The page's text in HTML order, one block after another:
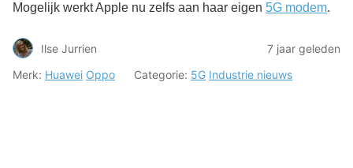
Mogelijk werkt Apple nu zelfs aan haar eigen 5G modem.
Ilse Jurrien
7 jaar geleden
Merk: Huawei Oppo Categorie: 5G Industrie nieuws